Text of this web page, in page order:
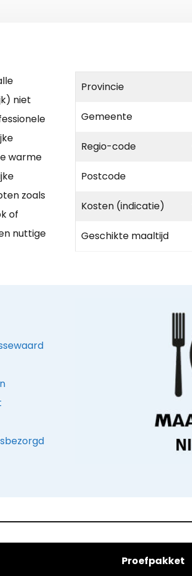
niet
warme
zoals
of
nuttige
Provincie
Gemeente
Regio-code
Postcode
Kosten (indicatie)
Geschikte maaltijd
Proefpakket